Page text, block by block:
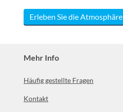
Erleben Sie die Atmosphäre
Mehr Info
Häufig gestellte Fragen
Kontakt